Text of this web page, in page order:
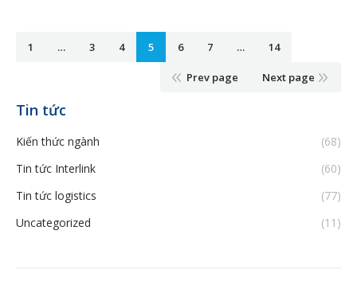
1 … 3 4 5 6 7 … 14
Prev page Next page
Tin tức
Kiến thức ngành
(68)
Tin tức Interlink
(60)
Tin tức logistics
(77)
Uncategorized
(11)